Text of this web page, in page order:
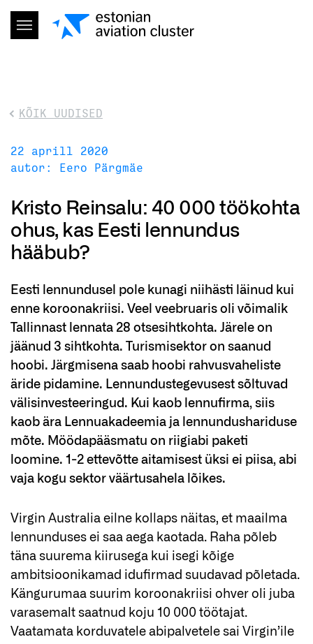
KÕIK UUDISED
22 aprill 2020
autor: Eero Pärgmäe
Kristo Reinsalu: 40 000 töökohta
ohus, kas Eesti lennundus
hääbub?
Eesti lennundusel pole kunagi niihästi läinud kui
enne koroonakriisi. Veel veebruaris oli võimalik
Tallinnast lennata 28 otsesihtkohta. Järele on
jäänud 3 sihtkohta. Turismisektor on saanud
hoobi. Järgmisena saab hoobi rahvusvaheliste
äride pidamine. Lennundustegevusest sõltuvad
välisinvesteeringud. Kui kaob lennufirma, siis
kaob ära Lennuakadeemia ja lennundushariduse
mõte. Möödapääsmatu on riigiabi paketi
loomine. 1-2 ettevõtte aitamisest üksi ei piisa, abi
vaja kogu sektor väärtusahela lõikes.
Virgin Australia eilne kollaps näitas, et maailma
lennunduses ei saa aega kaotada. Raha põleb
täna suurema kiirusega kui isegi kõige
ambitsioonikamad idufirmad suudavad põletada.
Kängurumaa suurim koroonakriisi ohver oli juba
varasemalt saatnud koju 10 000 töötajat.
Vaatamata korduvatele abipalvetele sai Virgin’ile